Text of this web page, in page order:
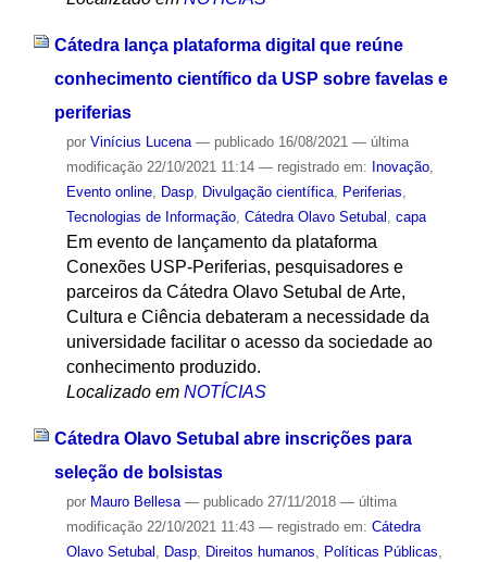
Cátedra lança plataforma digital que reúne
conhecimento científico da USP sobre favelas e
periferias
por Vinícius Lucena — publicado16/08/2021 — última
modificação22/10/2021 11:14 — registrado em: Inovação,
Evento online, Dasp, Divulgação científica, Periferias,
Tecnologias de Informação, Cátedra Olavo Setubal , capa
Em evento de lançamento da plataforma
Conexões USP-Periferias, pesquisadores e
parceiros da Cátedra Olavo Setubal de Arte,
Cultura e Ciência debateram a necessidade da
universidade facilitar o acesso da sociedade ao
conhecimento produzido.
Localizado em NOTÍCIAS
Cátedra Olavo Setubal abre inscrições para
seleção de bolsistas
por Mauro Bellesa — publicado27/11/2018 — última
modificação22/10/2021 11:43 — registrado em: Cátedra
Olavo Setubal
Dasp, Direitos humanos Políticas Públicas